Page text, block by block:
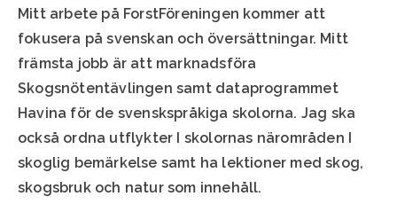
Mitt arbete på ForstFöreningen kommer att
fokusera på svenskan och översättningar. Mitt
främsta jobb är att marknadsföra
Skogsnötentävlingen samt dataprogrammet
Havina för de svenskspråkiga skolorna. Jag ska
också ordna utflykter skolornas närområden
skoglig bemärkelse samt ha lektioner medskog,
skogsbruk och natur som innehåll.